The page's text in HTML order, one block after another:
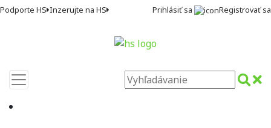
Podporte HS Inzerujte na HS Prihlásiť sa Registrovať sa